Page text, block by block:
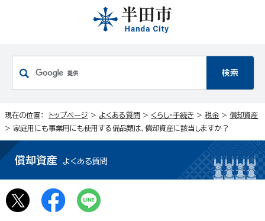
現在の位置： トップページ > よくある質問 > くらし・手続き > 税金 > 償却資産
> 家庭用にも事業用にも使用する備品類は、償却資産に該当しますか？
償却資産 よくある質問